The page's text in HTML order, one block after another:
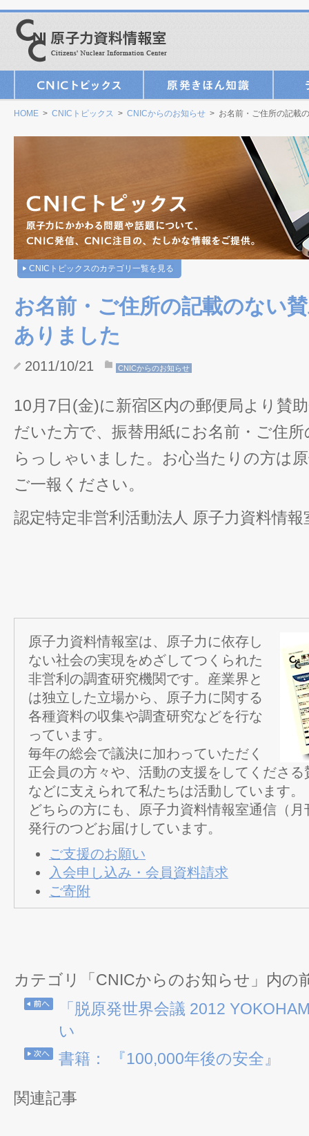
HOME > CNICトピックス > CNICからのお知らせ > お名前・ご住所の記載
CNICトピックスのカテゴリ一覧を見る
お名前・ご住所の記載のない
ありました
2011/10/21 CNICからのお知らせ
10月7日(金)に新宿区内の郵便局より賛
だいた方で、振替用紙にお名前・ご住
らっしゃいました。お心当たりの方は
ご一報ください。
認定特定非営利活動法人 原子力資料情報
原子力資料情報室は、原子力に依存し
ない社会の実現をめざしてつくられた
非営利の調査研究機関です。産業界と
は独立した立場から、原子力に関する
各種資料の収集や調査研究などを行な
っています。
毎年の総会で議決に加わっていただく
正会員の方々や、活動の支援をしてくださ
などに支えられて私たちは活動しています。
どちらの方にも、原子力資料情報室通信（
発行のつどお届けしています。
ご支援のお願い
入会申し込み・会員資料請求
ご寄附
カテゴリ「CNICからのお知らせ」内の
「脱原発世界会議 2012
い
書籍： 『100,000年後の安全』
関連記事